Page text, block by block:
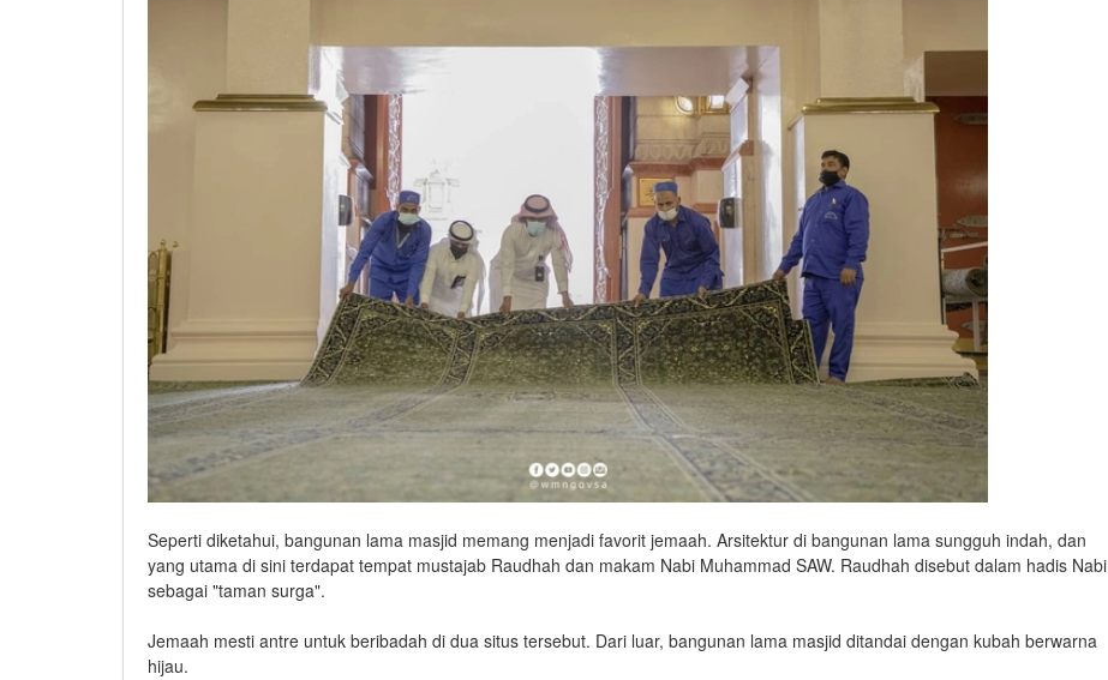
Seperti diketahui, bangunan lama masjid memang menjadi favorit jemaah. Arsitektur di bangunan lama sungguh indah, dan
yang utama di sini terdapat tempat mustajab Raudhah dan makam Nabi Muhammad SAW. Raudhah disebut dalam hadis Nabi
sebagai "taman surga".
Jemaah mesti antre untuk beribadah di dua situs tersebut. Dari luar, bangunan lama masjid ditandai dengan kubah berwarna
hijau.